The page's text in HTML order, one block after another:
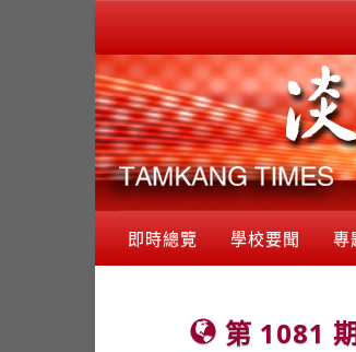
即時總覽 學校要聞 專
第 1081